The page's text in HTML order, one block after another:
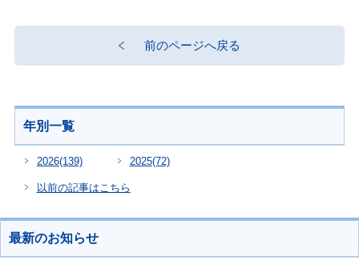
前のページへ戻る
年別一覧
2026(139) 2025(72)
以前の記事はこちら
最新のお知らせ